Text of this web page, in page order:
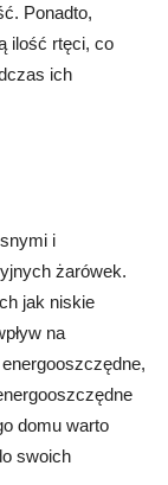
Ponadto,
ilość rtęci, co
ich
i
żarówek.
jak niskie
na
domu warto
swoich